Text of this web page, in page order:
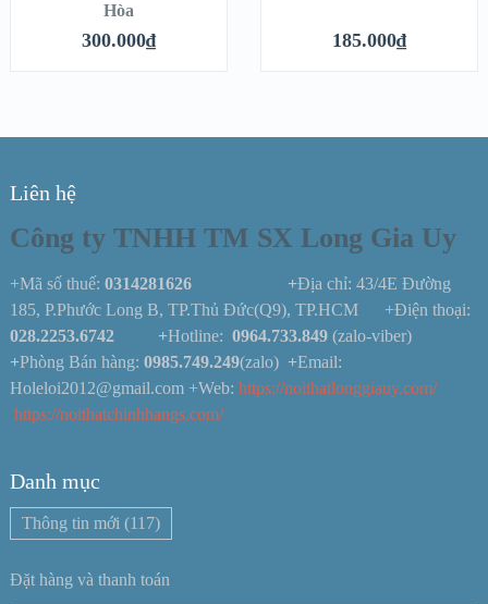
Hòa
300.000₫ 185.000₫
Liên hệ
Công ty TNHH TM SX Long Gia Uy
+Mã số thuế: 0314281626 +Địa chỉ: 43/4E Đường
185, P.Phước Long B, TP.Thủ Đức(Q9), TP.HCM +Điện thoại:
028.2253.6742 +Hotline: 0964.733.849 (zalo-viber)
+Phòng Bán hàng: 0985.749.249(zalo) +Email:
Holeloi2012@gmail.com +Web: https://noithatlonggiauy.com/
https://noithatchinhhangs.com/
Danh mục
Thông tin mới (117)
Đặt hàng và thanh toán